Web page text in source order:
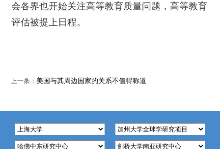
会各界也开始关注高等教育质量问题，高等教育
评估被提上日程。
上一条： 美国与其周边国家的关系不值得称道